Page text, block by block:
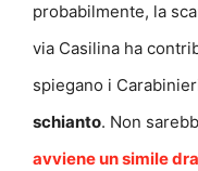
probabilmente, la
via Casilina ha
spiegano i
schianto. Non
avviene un simile